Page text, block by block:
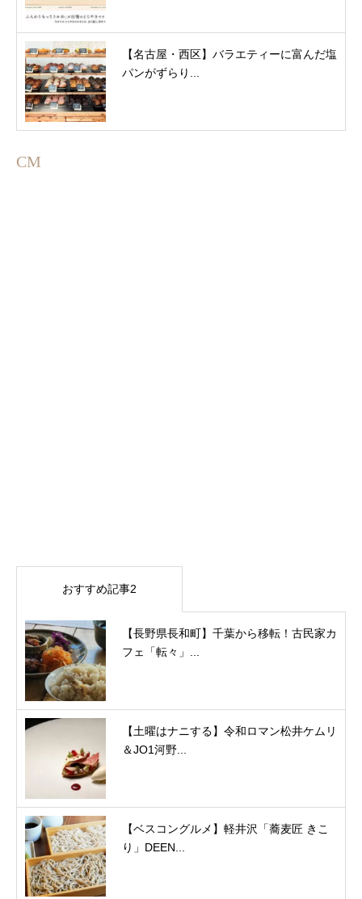
【名古屋・西区】バラエティーに富んだ塩
パンがずらり...
CM
おすすめ記事2
【長野県長和町】千葉から移転！古民家カ
フェ「転々」...
【土曜はナニする】令和ロマン松井ケムリ
＆JO1河野...
【ベスコングルメ】軽井沢「蕎麦匠 きこ
り」DEEN...